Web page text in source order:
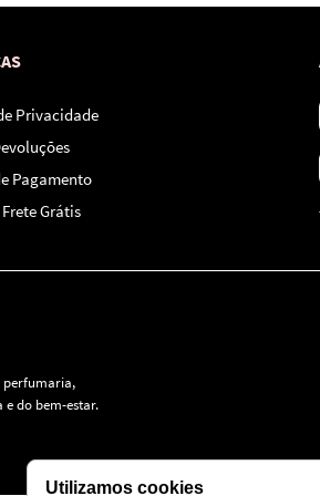
Privacidade
Pagamento
Grátis
perfumaria,
do bem-estar.
Utilizamos cookies